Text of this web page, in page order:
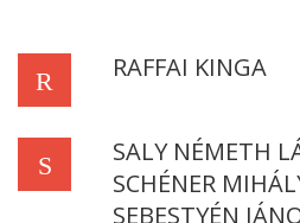
R RAFFAI KINGA
S
SALY NÉMETH
SCHÉNER
SEBESTYÉN